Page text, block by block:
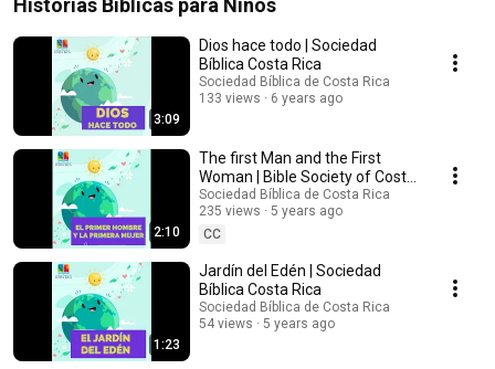
Historias Bíblicas para Niños
3:09
Dios hace todo | Sociedad
Bíblica Costa Rica
Sociedad Bíblica de Costa Rica
133 views
6 years ago
2:10
The first Man and the First
Woman | Bible Society of Costa
Rica
Sociedad Bíblica de Costa Rica
235 views
5 years ago
CC
1:23
Jardín del Edén | Sociedad
Bíblica Costa Rica
Sociedad Bíblica de Costa Rica
54 views
5 years ago